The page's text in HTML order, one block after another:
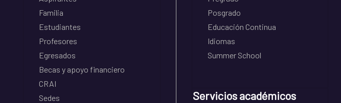
Familia
Estudiantes
Profesores
Egresados
Becas y apoyo financiero
CRAI
Sedes
Posgrado
Educación Continua
Idiomas
Summer School
Servicios académicos